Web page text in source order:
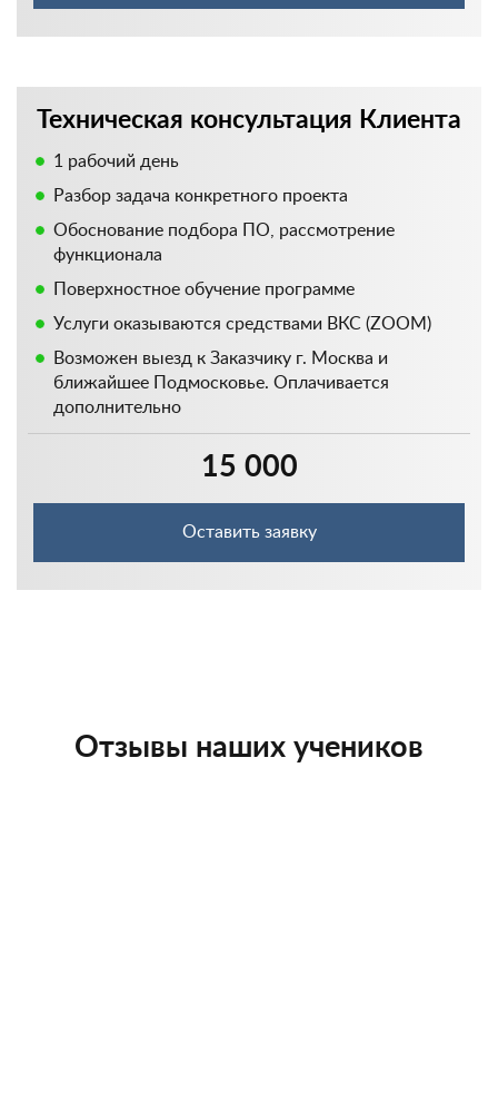
Техническая консультация Клиента
1 рабочий день
Разбор задача конкретного проекта
Обоснование подбора ПО, рассмотрение
функционала
Поверхностное обучение программе
Услуги оказываются средствами ВКС (ZOOM)
Возможен выезд к Заказчику г. Москва и
ближайшее Подмосковье. Оплачивается
дополнительно
15 000
Оставить заявку
Отзывы наших учеников